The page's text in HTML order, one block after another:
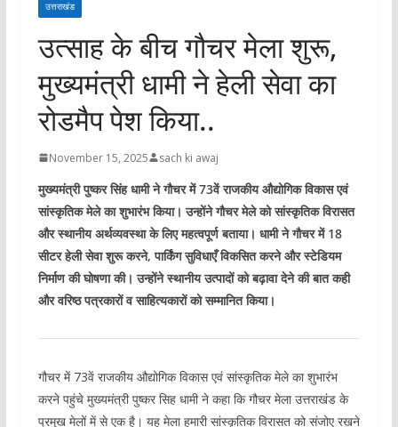
उत्तराखंड
उत्साह के बीच गौचर मेला शुरू,
मुख्यमंत्री धामी ने हेली सेवा का
रोडमैप पेश किया..
November 15, 2025 sach ki awaj
मुख्यमंत्री पुष्कर सिंह धामी ने गौचर में 73वें राजकीय औद्योगिक विकास एवं
सांस्कृतिक मेले का शुभारंभ किया। उन्होंने गौचर मेले को सांस्कृतिक विरासत
और स्थानीय अर्थव्यवस्था के लिए महत्वपूर्ण बताया। धामी ने गौचर में 18
सीटर हेली सेवा शुरू करने, पार्किंग सुविधाएँ विकसित करने और स्टेडियम
निर्माण की घोषणा की। उन्होंने स्थानीय उत्पादों को बढ़ावा देने की बात कही
और वरिष्ठ पत्रकारों व साहित्यकारों को सम्मानित किया।
गौचर में 73वें राजकीय औद्योगिक विकास एवं सांस्कृतिक मेले का शुभारंभ
करने पहुंचे मुख्यमंत्री पुष्कर सिह धामी ने कहा कि गौचर मेला उत्तराखंड के
प्रमुख मेलों में से एक है। यह मेला हमारी सांस्कृतिक विरासत को संजोए रखने